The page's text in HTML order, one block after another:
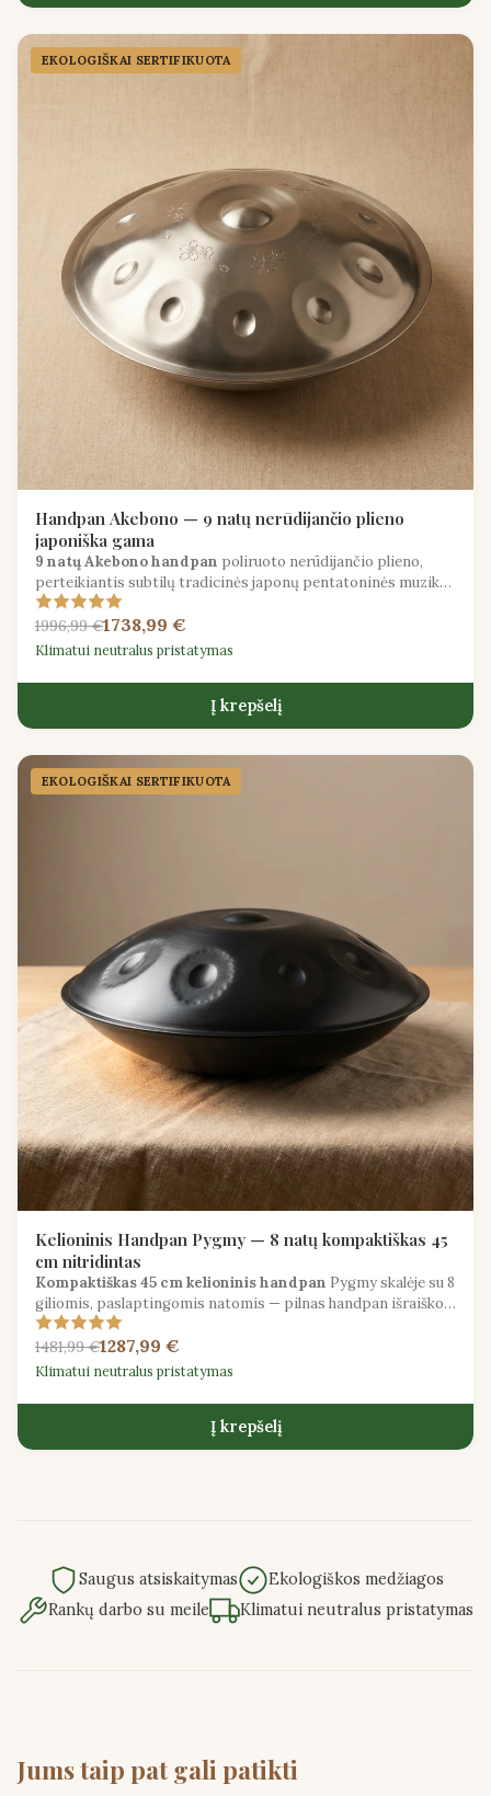
EKOLOGIŠKAI SERTIFIKUOTA
Handpan Akebono — 9 natų nerūdijančio plieno
japoniška gama
9 natų Akebono handpan poliruoto nerūdijančio plieno,
perteikiantis subtilų tradicinės japonų pentatoninės muzikos
grožį.
1996,99 €1738,99 €
Klimatui neutralus pristatymas
Į krepšelį
EKOLOGIŠKAI SERTIFIKUOTA
Kelioninis Handpan Pygmy — 8 natų kompaktiškas 45
cm nitridintas
Kompaktiškas 45 cm kelioninis handpan Pygmy skalėje su 8
giliomis, paslaptingomis natomis — pilnas handpan išraiškos
dydis, patogus kuprinei.
1481,99 €1287,99 €
Klimatui neutralus pristatymas
Į krepšelį
Saugus atsiskaitymas
Ekologiškos medžiagos
Rankų darbo su meile
Klimatui neutralus pristatymas
Jums taip pat gali patikti